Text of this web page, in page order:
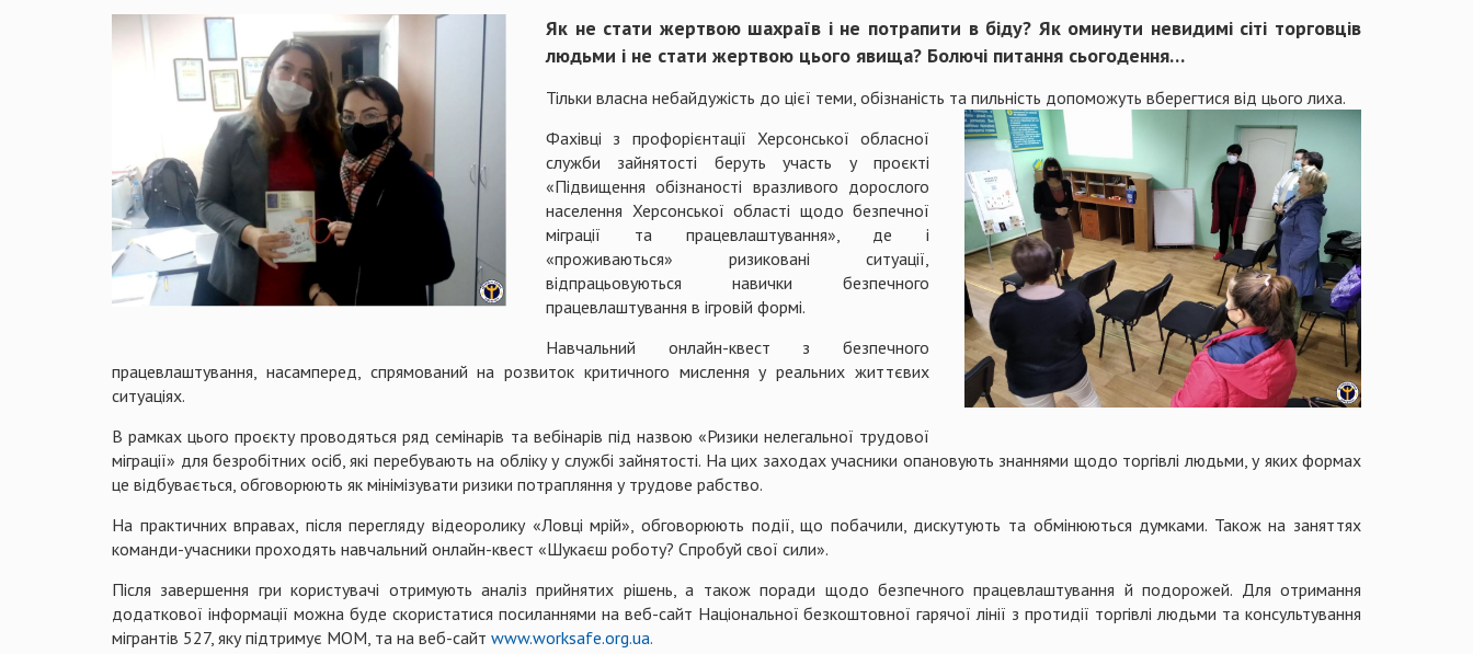
Як не стати жертвою шахраїв і не потрапити в біду? Як оминути невидимі сіті торговців
людьми і не стати жертвою цього явища? Болючі питання сьогодення…
Тільки власна небайдужість до цієї теми, обізнаність та пильність допоможуть вберегтися від цього лиха.
Фахівці з профорієнтації Херсонської обласної
служби зайнятості беруть участь у проєкті
«Підвищення обізнаності вразливого дорослого
населення Херсонської області щодо безпечної
міграції та працевлаштування», де і
«проживаються» ризиковані ситуації,
відпрацьовуються навички безпечного
працевлаштування в ігровій формі.
Навчальний онлайн-квест з безпечного
працевлаштування, насамперед, спрямований на розвиток критичного мислення у реальних життєвих
ситуаціях.
В рамках цього проєкту проводяться ряд семінарів та вебінарів під назвою «Ризики нелегальної трудової
міграції» для безробітних осіб, які перебувають на обліку у службі зайнятості. На цих заходах учасники опановують знаннями щодо торгівлі людьми, у яких формах
це відбувається, обговорюють як мінімізувати ризики потрапляння у трудове рабство.
На практичних вправах, після перегляду відеоролику «Ловці мрій», обговорюють події, що побачили, дискутують та обмінюються думками. Також на заняттях
команди-учасники проходять навчальний онлайн-квест «Шукаєш роботу? Спробуй свої сили».
Після завершення гри користувачі отримують аналіз прийнятих рішень, а також поради щодо безпечного працевлаштування й подорожей. Для отримання
додаткової інформації можна буде скористатися посиланнями на веб-сайт Національної безкоштовної гарячої лінії з протидії торгівлі людьми та консультування
мігрантів 527, яку підтримує МОМ, та на веб-сайт www.worksafe.org.ua.